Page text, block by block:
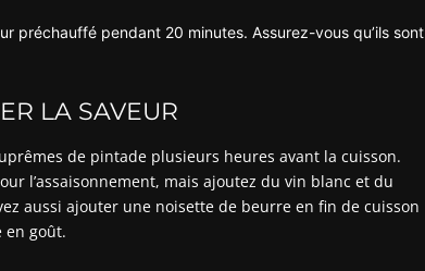
préchauffé pendant 20 minutes. Assurez-vous qu’ils sont
LA SAVEUR
de pintade plusieurs heures avant la cuisson.
l’assaisonnement, mais ajoutez du vin blanc et du
aussi ajouter une noisette de beurre en fin de cuisson
en goût.